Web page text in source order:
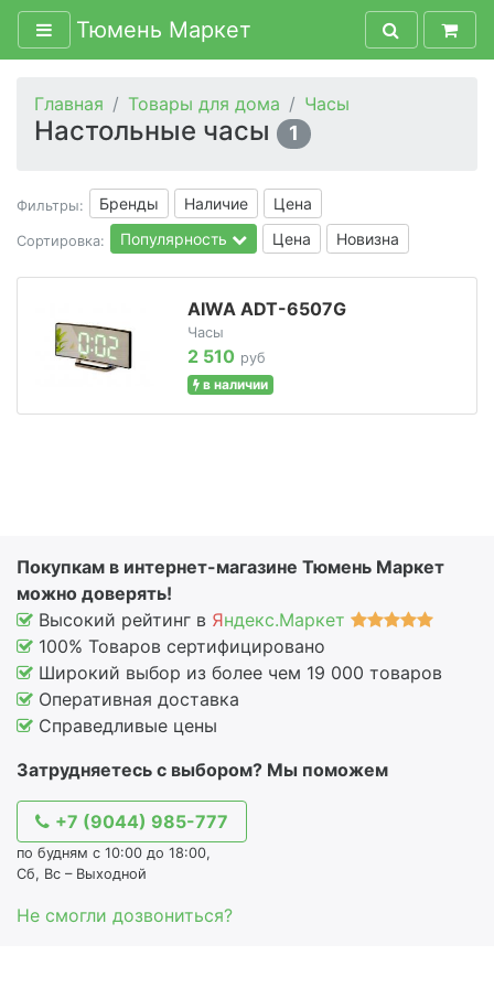
Тюмень Маркет
Главная Товары для дома Часы
Настольные часы 1
Фильтры: Бренды Наличие Цена
Сортировка: Популярность Цена Новизна
AIWA ADT-6507G
Часы
2 510 руб
в наличии
Покупкам в интернет-магазине Тюмень Маркет
можно доверять!
Высокий рейтинг в Яндекс.Маркет
100% Товаров сертифицировано
Широкий выбор из более чем 19 000 товаров
Оперативная доставка
Справедливые цены
Затрудняетесь с выбором? Мы поможем
+7 (9044) 985-777
по будням с 10:00 до 18:00,
Сб, Вс – Выходной
Не смогли дозвониться?